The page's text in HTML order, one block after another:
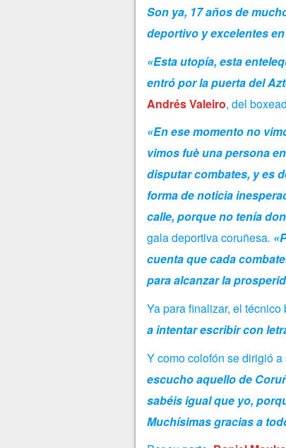
Son ya, 17 años de
deportivo y excelentes
«Esta utopía, esta
entró por la puerta del
Andrés Valeiro, del
«En ese momento no
vimos fuè una persona
disputar combates, y es
forma de noticia
calle, porque no tenía
gala deportiva coruñesa.
cuenta que cada
para alcanzar la
Ya para finalizar, el
a intentar escribir con
Y como colofón se dirigió
escucho aquello de
sabéis igual que yo,
Muchísimas gracias a